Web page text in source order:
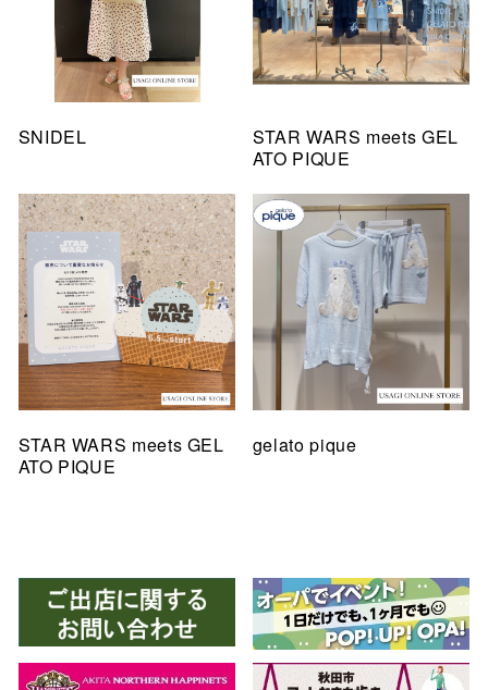
SNIDEL
STAR WARS meets GEL
ATO PIQUE
STAR WARS meets GEL
ATO PIQUE
gelato pique